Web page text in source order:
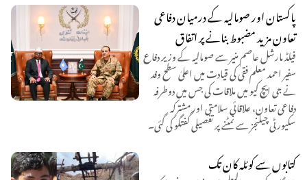
پاکستان اور صومالیہ کے درمیان دفاعی
تعاون مزید مضبوط بنانے پر اتفاق
فیلڈ مارشل عاصم منیر سے صومالیہ کے وزیر دفاع
سفیر احمد معلم فقی کی قیادت میں اعلیٰ سطح وفد
نے جی ایچ کیو میں ملاقات کی جس میں دوطرفہ
دفاعی تعاون، علاقائی سلامتی اور مشترکہ
سکیورٹی چیلنجز سے نمٹنے پر تفصیلی گفتگو کی گئی۔
کتابوں سے کوئلہ کان تک